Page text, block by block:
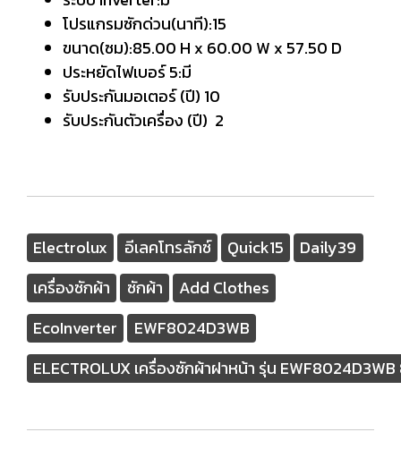
โปรแกรมซักด่วน(นาที):15
ขนาด(ซม):85.00 H x 60.00 W x 57.50 D
ประหยัดไฟเบอร์ 5:มี
รับประกันมอเตอร์ (ปี) 10
รับประกันตัวเครื่อง (ปี) 2
Electrolux อีเลคโทรลักซ์ Quick15
Daily39
เครื่องซักผ้า
ซักผ้า
Add Clothes
EcoInverter
EWF8024D3WB
ELECTROLUX เครื่องซักผ้าฝาหน้า รุ่น